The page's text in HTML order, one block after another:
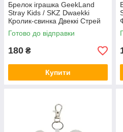
Брелок іграшка GeekLand
Stray Kids / SKZ Dwaekki
Кролик-свинка Двеккі Стрей
Кідс 10 см G SKZ D05
Готово до відправки
180 ₴
Купити